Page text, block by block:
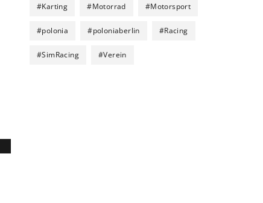
#Karting #Motorrad #Motorsport
#polonia #poloniaberlin #Racing
#SimRacing #Verein